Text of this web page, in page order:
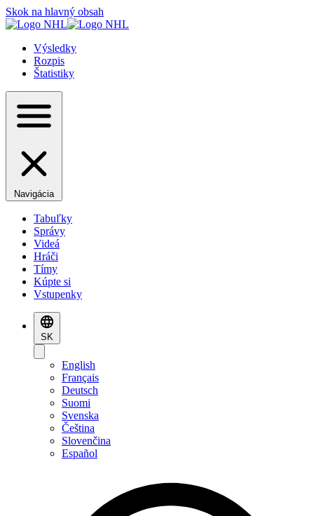
Skok na hlavný obsah
Výsledky
Rozpis
Štatistiky
Navigácia
Tabuľky
Správy
Videá
Hráči
Tímy
Kúpte si
Vstupenky
SK
English
Français
Deutsch
Suomi
Svenska
Čeština
Slovenčina
Español